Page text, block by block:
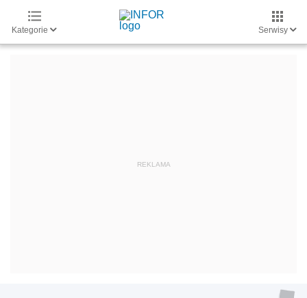
Kategorie Serwisy